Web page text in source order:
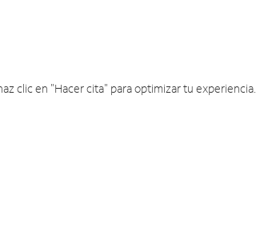
clic en "Hacer cita" para optimizar tu experiencia.